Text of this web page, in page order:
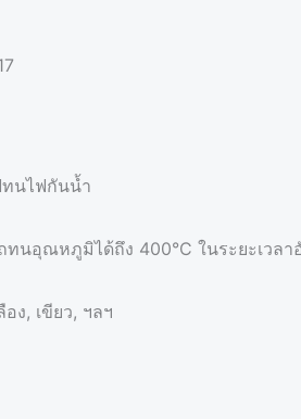
ทนไฟกันน้ำ
นอุณหภูมิได้ถึง 400°C ในระยะเวลา
ง, เขียว, ฯลฯ